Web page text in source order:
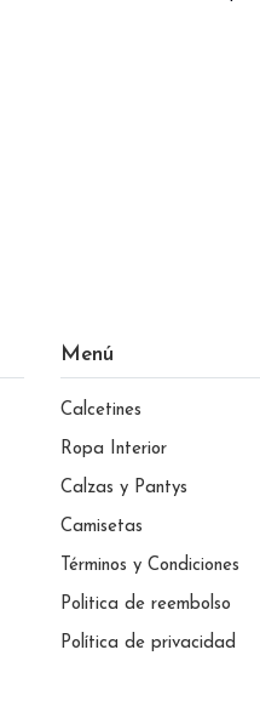
Menú
Calcetines
Ropa Interior
Calzas y Pantys
Camisetas
Términos y Condiciones
Politica de reembolso
Política de privacidad